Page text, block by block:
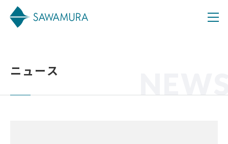
ニュース